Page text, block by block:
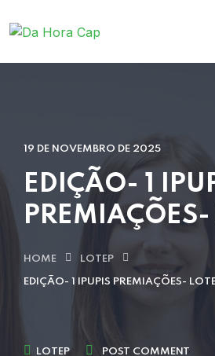
19 DE NOVEMBRO DE 2025
EDIÇÃO- 1
PREMIAÇÕES-
HOME LOTEP
EDIÇÃO- 1 IPUPIS PREMIAÇÕES-
LOTEP POST COMMENT